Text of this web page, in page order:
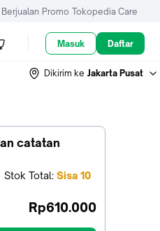
Promo Tokopedia Care
Masuk Daftar
Dikirim ke Jakarta Pusat
catatan
Stok Total: Sisa 10
Rp610.000